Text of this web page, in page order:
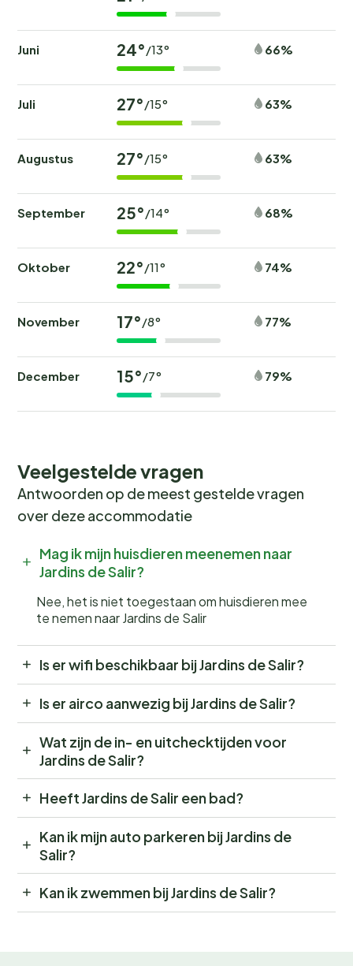
Juni 24°/13° 66%
Juli 27°/15° 63%
Augustus 27°/15° 63%
September 25°/14° 68%
Oktober 22°/11° 74%
November 17°/8° 77%
December 15°/7° 79%
Veelgestelde vragen
Antwoorden op de meest gestelde vragen
over deze accommodatie
Mag ik mijn huisdieren meenemen naar
Jardins de Salir?
Nee, het is niet toegestaan om huisdieren mee
te nemen naar Jardins de Salir
Is er wifi beschikbaar bij Jardins de Salir?
Is er airco aanwezig bij Jardins de Salir?
Wat zijn de in- en uitchecktijden voor
Jardins de Salir?
Heeft Jardins de Salir een bad?
Kan ik mijn auto parkeren bij Jardins de
Salir?
Kan ik zwemmen bij Jardins de Salir?